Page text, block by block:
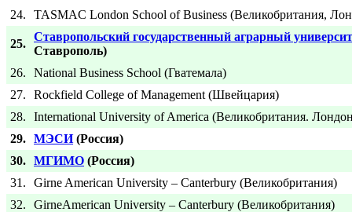
24.
TASMAC London School of Business (Великобритания,
25.
Ставропольский государственный аграрный
Ставрополь)
26.
National Business School (Гватемала)
27.
Rockfield College of Management (Швейцария)
28.
International University of America (Великобритания.
29. МЭСИ (Россия)
30. МГИМО (Россия)
31.
Girne American University – Canterbury (Великобритания)
32.
GirneAmerican University – Canterbury (Великобритания)